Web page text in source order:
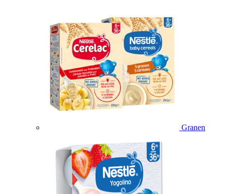
Granen